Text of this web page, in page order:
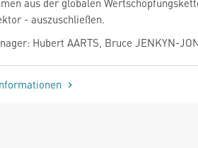
- auszuschließen.
Hubert AARTS, Bruce JENKYN-